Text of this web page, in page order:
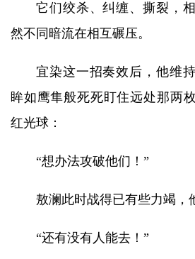
它们绞杀、纠缠、撕裂，
然不同暗流在相互碾压。
宜染这一招奏效后，他维
眸如鹰隼般死死盯住远处那两
红光球：
“想办法攻破他们！”
敖澜此时战得已有些力竭，
“还有没有人能去！”